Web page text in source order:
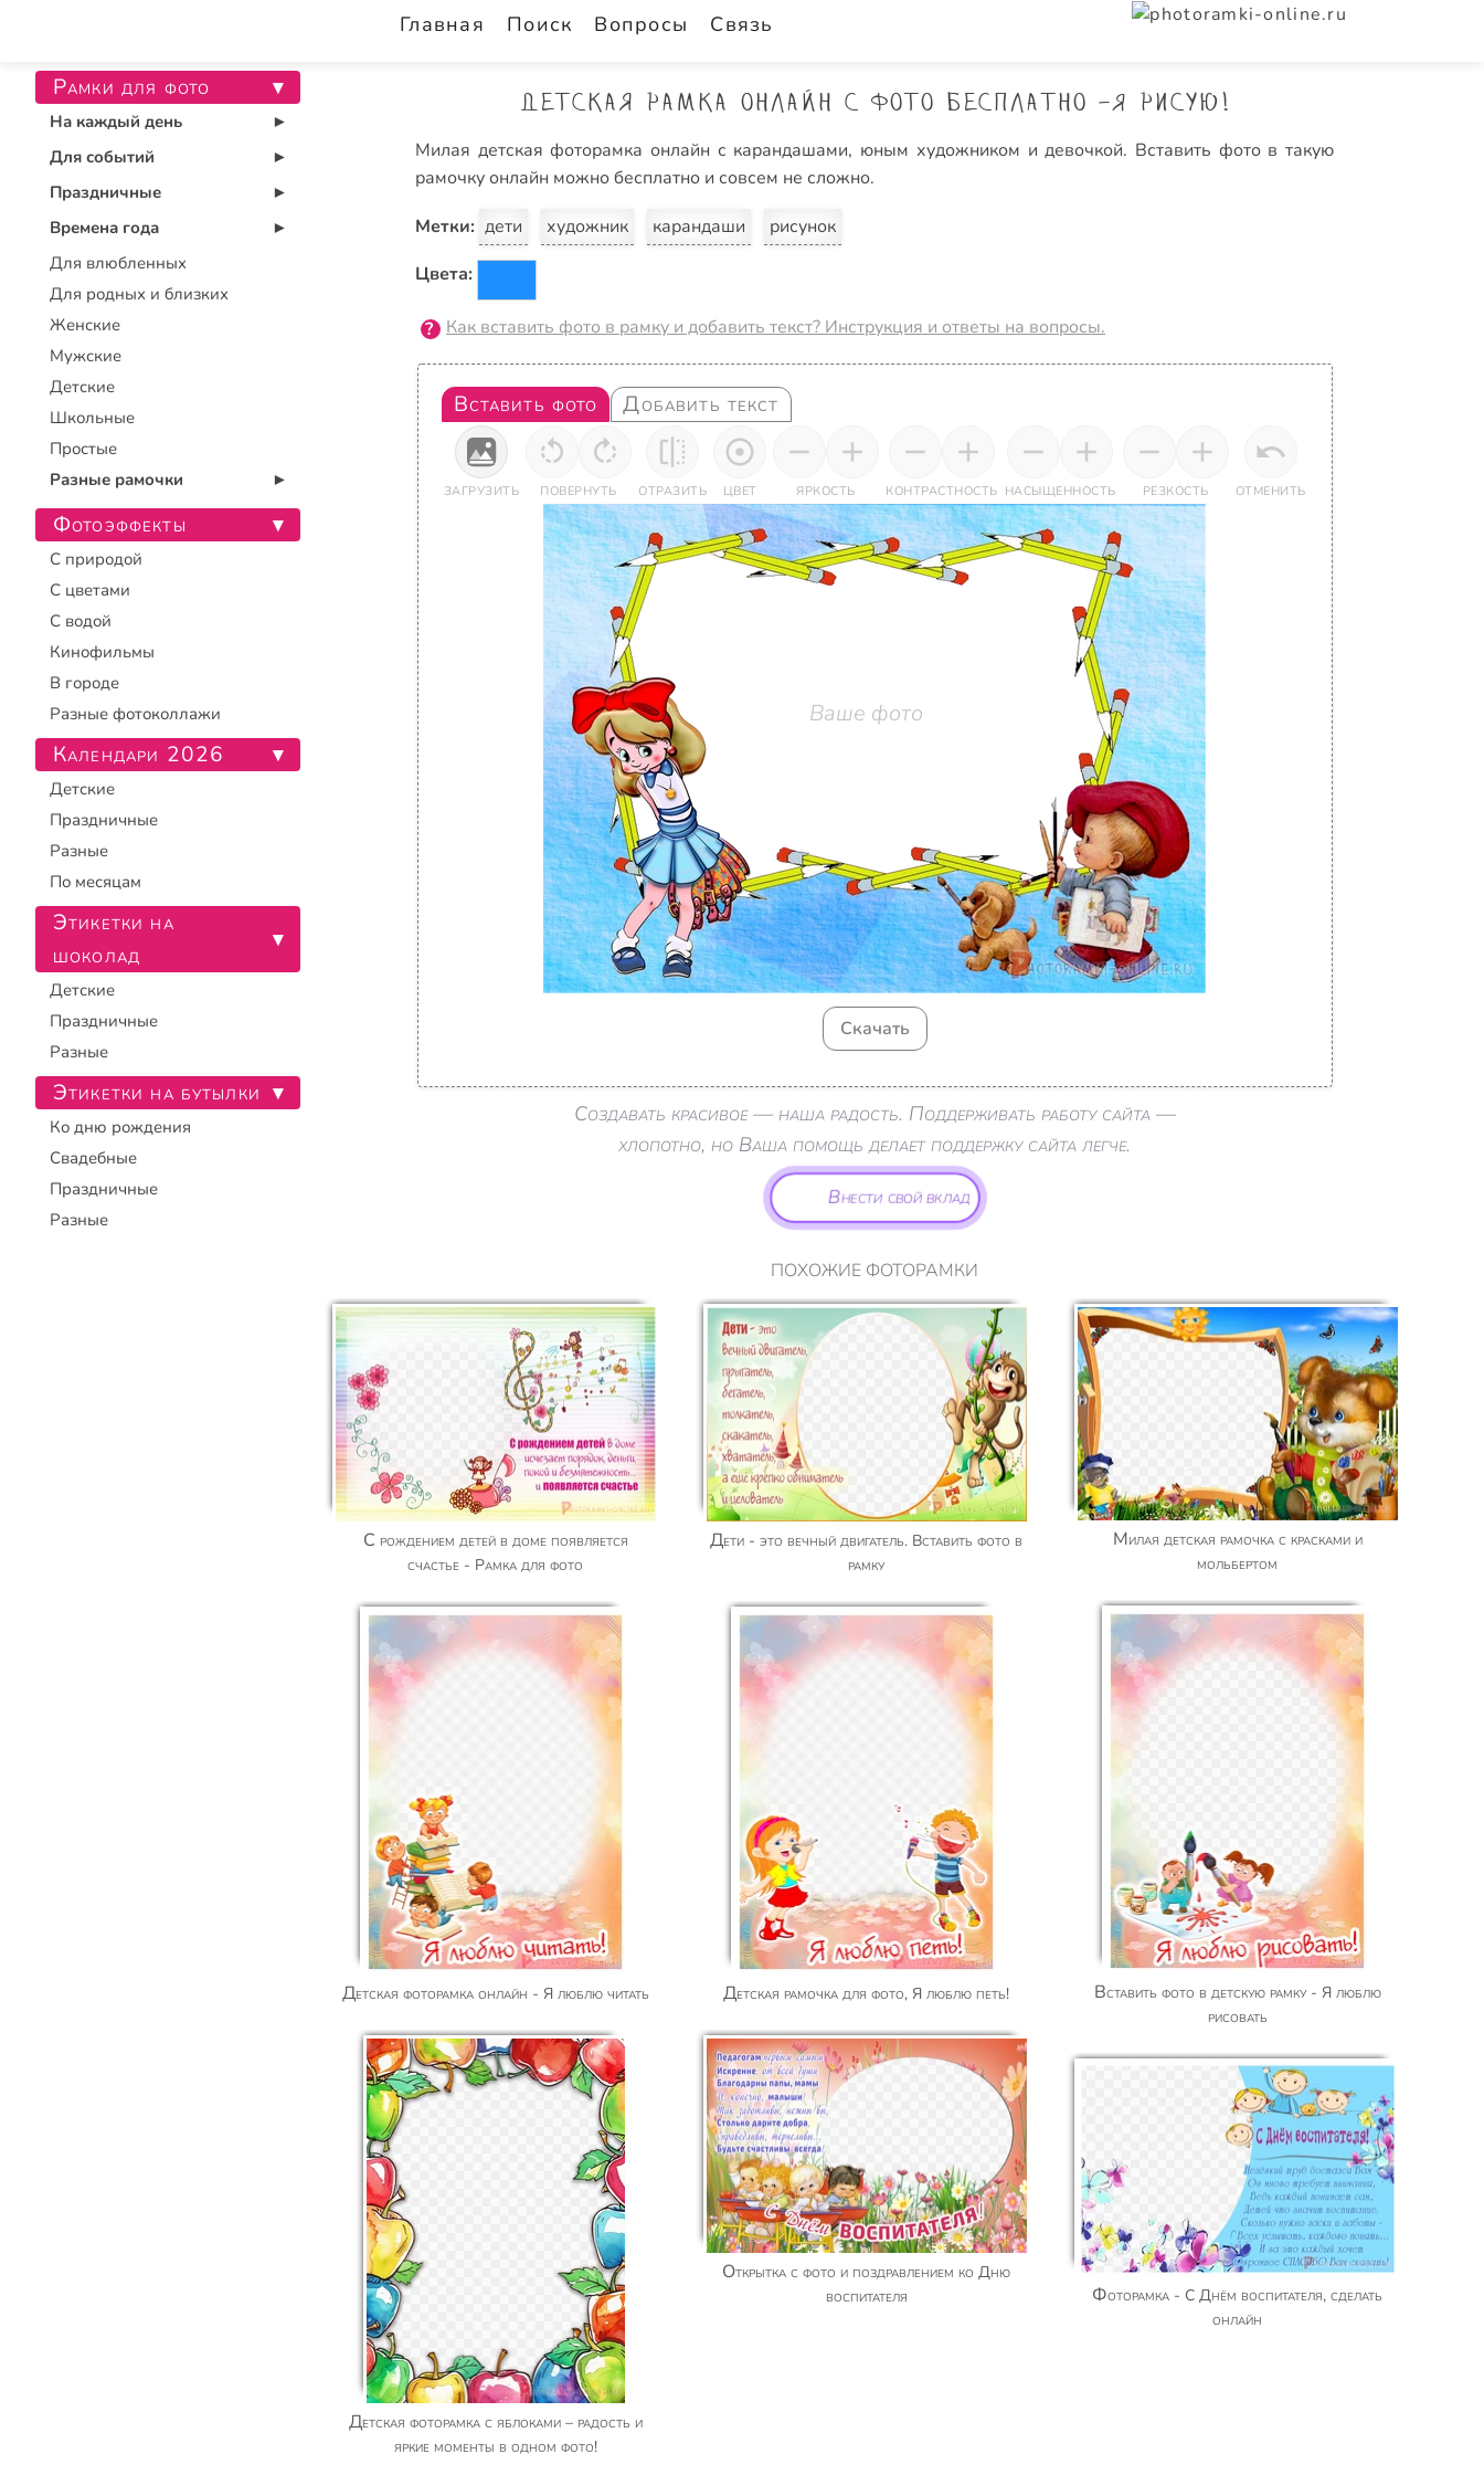
Главная Поиск Вопросы Связь
Детская рамка онлайн с фото бесплатно -Я рисую!
Милая детская фоторамка онлайн с карандашами, юным художником и девочкой. Вставить фото в такую
рамочку онлайн можно бесплатно и совсем не сложно.
Метки: дети художник карандаши
рисунок
Цвета:
Как вставить фото в рамку и добавить текст? Инструкция и ответы на вопросы.
Вставить фото Добавить текст
ЗАГРУЗИТЬ ПОВЕРНУТЬ ОТРАЗИТЬ ЦВЕТ ЯРКОСТЬ КОНТРАСТНОСТЬ НАСЫЩЕННОСТЬ РЕЗКОСТЬ ОТМЕНИТЬ
Ваше фото
Скачать
Создавать красивое — наша радость. Поддерживать работу сайта —
хлопотно, но Ваша помощь делает поддержку сайта легче.
Внести свой вклад
ПОХОЖИЕ ФОТОРАМКИ
С рождением детей в доме появляется
счастье - Рамка для фото
Дети - это вечный двигатель. Вставить фото в
рамку
Милая детская рамочка с красками и
мольбертом
Вставить фото в детскую рамку - Я люблю
рисовать
Детская фоторамка онлайн - Я люблю читать Детская рамочка для фото, Я люблю петь!
Детская фоторамка с яблоками – радость и
яркие моменты в одном фото!
Открытка с фото и поздравлением ко Дню
воспитателя Фоторамка - С Днём воспитателя, сделать
онлайн
Рамки для фото ▾
На каждый день ▾
Для событий ▾
Праздничные ▾
Времена года ▾
Для влюбленных
Для родных и близких
Женские
Мужские
Детские
Школьные
Простые
Разные рамочки
▾
Фотоэффекты ▾
С природой
С цветами
С водой
Кинофильмы
В городе
Разные фотоколлажи
Календари 2026 ▾
Детские
Праздничные
Разные
По месяцам
Этикетки на
шоколад
▾
Детские
Праздничные
Разные
Этикетки на бутылки ▾
Ко дню рождения
Свадебные
Праздничные
Разные